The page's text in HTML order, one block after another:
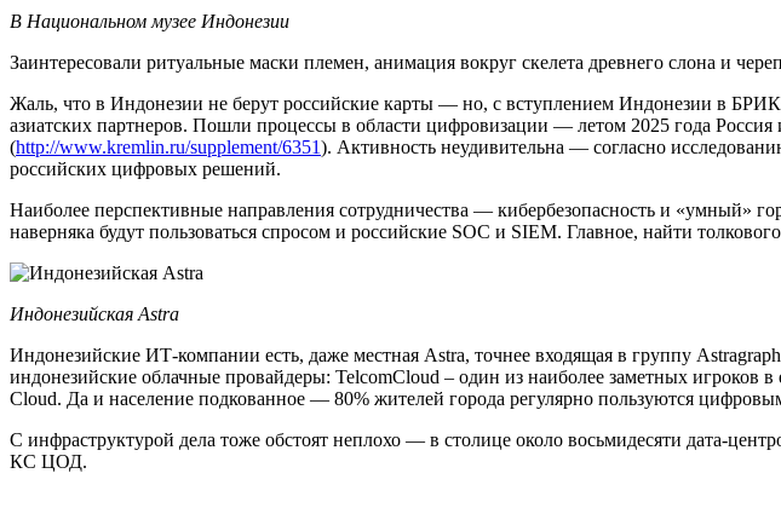
В Национальном музее Индонезии
Заинтересовали ритуальные маски племен, анимация вокруг скелета древнего слона и
Жаль, что в Индонезии не берут российские карты — но, с вступлением Индонезии в
азиатских партнеров. Пошли процессы в области цифровизации — летом 2025 года Россия
(http://www.kremlin.ru/supplement/6351). Активность неудивительна — согласно
российских цифровых решений.
Наиболее перспективные направления сотрудничества — кибербезопасность и «умный»
наверняка будут пользоваться спросом и российские SOC и SIEM. Главное, найти
Индонезийская Astra
Индонезийские ИТ-компании есть, даже местная Astra, точнее входящая в группу
индонезийские облачные провайдеры: TelcomCloud – один из наиболее заметных игроков
Cloud. Да и население подкованное — 80% жителей города регулярно пользуются
С инфраструктурой дела тоже обстоят неплохо — в столице около восьмидесяти дата-
КС ЦОД.